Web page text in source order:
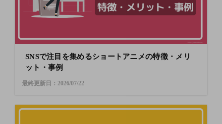
SNSで注目を集めるショートアニメの特徴・メリ
ット・事例
最終更新日：2026/07/22